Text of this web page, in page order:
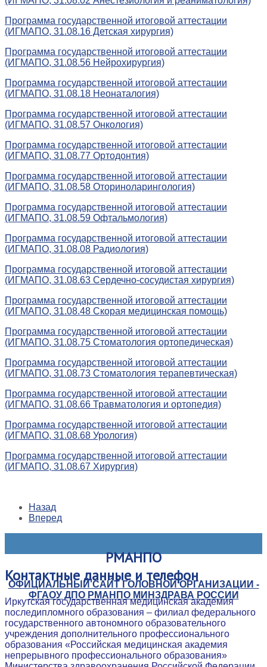
Программа государственной итоговой аттестации
(ИГМАПО, 31.08.16 Детская хирургия)
Программа государственной итоговой аттестации
(ИГМАПО, 31.08.56 Нейрохирургия)
Программа государственной итоговой аттестации
(ИГМАПО, 31.08.18 Неонаталогия)
Программа государственной итоговой аттестации
(ИГМАПО, 31.08.57 Онкология)
Программа государственной итоговой аттестации
(ИГМАПО, 31.08.77 Ортодонтия)
Программа государственной итоговой аттестации
(ИГМАПО, 31.08.58 Оториноларингология)
Программа государственной итоговой аттестации
(ИГМАПО, 31.08.59 Офтальмология)
Программа государственной итоговой аттестации
(ИГМАПО, 31.08.08 Радиология)
Программа государственной итоговой аттестации
(ИГМАПО, 31.08.63 Сердечно-сосудистая хирургия)
Программа государственной итоговой аттестации
(ИГМАПО, 31.08.48 Скорая медицинская помощь)
Программа государственной итоговой аттестации
(ИГМАПО, 31.08.75 Стоматология ортопедическая)
Программа государственной итоговой аттестации
(ИГМАПО, 31.08.73 Стоматология терапевтическая)
Программа государственной итоговой аттестации
(ИГМАПО, 31.08.66 Травматология и ортопедия)
Программа государственной итоговой аттестации
(ИГМАПО, 31.08.68 Урология)
Программа государственной итоговой аттестации
(ИГМАПО, 31.08.67 Хирургия)
Назад
Вперед
РМАНПО
ОФИЦИАЛЬНЫЙ САЙТ ГОЛОВНОЙ ОРГАНИЗАЦИИ -
ФГАОУ ДПО РМАНПО МИНЗДРАВА РОССИИ
Контактныеданные и телефон
Иркутская государственная медицинская академия
последипломного образования – филиал федерального
государственного автономного образовательного
учреждения дополнительного профессионального
образования «Российская медицинская академия
непрерывного профессионального образования»